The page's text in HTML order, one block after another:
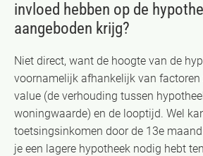
invloed hebben op de
aangeboden krijg?
Niet direct, want de hoogte van de
voornamelijk afhankelijk van
value (de verhouding tussen
woningwaarde) en de looptijd. Wel
toetsingsinkomen door de 13e
je een lagere hypotheek nodig hebt